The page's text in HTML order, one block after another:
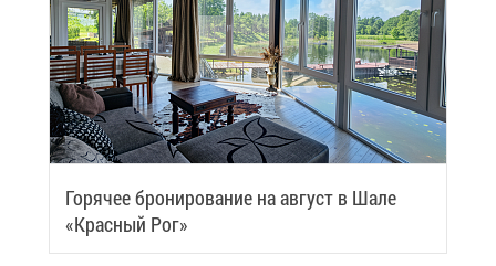
Го­ря­чее бро­ни­ро­ва­ние на ав­густ в Ша­ле
«Крас­ный Рог»